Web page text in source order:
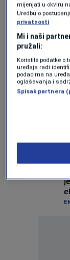
mijenjati u okviru
Uredbu o
privatnosti
Mi i naši
pružali:
Koristite podatke o
uređaja radi
podacima na
oglašavanja i
Spisak partnera